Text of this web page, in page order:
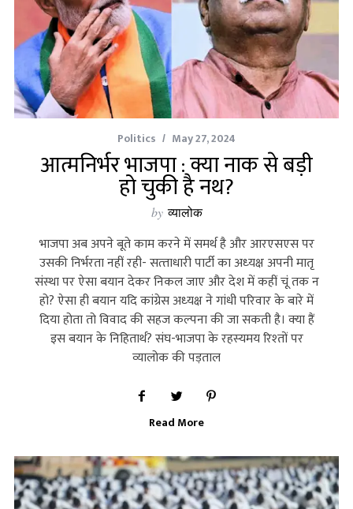
Politics May 27, 2024
आत्मनिर्भर भाजपा : क्या नाक से बड़ी
हो चुकी है नथ?
by व्यालोक
भाजपा अब अपने बूते काम करने में समर्थ है और आरएसएस पर
उसकी निर्भरता नहीं रही- सत्‍ताधारी पार्टी का अध्‍यक्ष अपनी मातृ
संस्‍था पर ऐसा बयान देकर निकल जाए और देश में कहीं चूं तक न
हो? ऐसा ही बयान यदि कांग्रेस अध्‍यक्ष ने गांधी परिवार के बारे में
दिया होता तो विवाद की सहज कल्‍पना की जा सकती है। क्‍या हैं
इस बयान के निहितार्थ? संघ-भाजपा के रहस्‍यमय रिश्‍तों पर
व्‍यालोक की पड़ताल
Read More